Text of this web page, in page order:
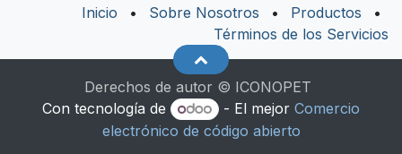
Inicio • Sobre Nosotros • Productos
•
Términos de los Servicios
Derechos de autor © ICONOPET
Con tecnología de
- El mejorComercio
electrónico de código abierto